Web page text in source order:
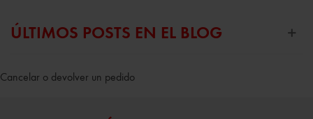
ÚLTIMOS POSTS EN EL BLOG
Cancelar o devolver un pedido